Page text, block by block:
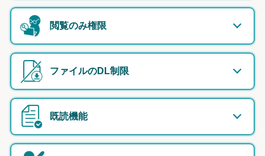
閲覧のみ権限
ファイルのDL制限
既読機能